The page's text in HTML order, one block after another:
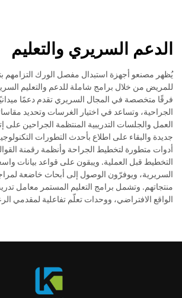
الدعم السريري والتعليم
يُظهر مصنعو أجهزة استبدال مفصل الورك التزامهم
للمريض من خلال برامج شاملة للدعم والتعليم
فرقًا متخصصة في المجال السريري تقدم دعمًا ميدانيًا
الجراحية، وتساعد في اختيار الغرسات وتحديد
العمل والجلسات التدريبية المنتظمة الجراحين على
جديدة والبقاء على اطلاع بأحدث التطورات
أدوات متطورة لتخطيط الجراحة وأنظمة رقمنة
التخطيط قبل العملية. ويبقون على قواعد بيانات
السريرية، ويوفرّون الوصول إلى أبحاث خاضعة
منتجاتهم. وتشمل برامج التعليم المستمر معامل
الواقع الافتراضي، ووحدات تعلّم تفاعلية لمقدمي